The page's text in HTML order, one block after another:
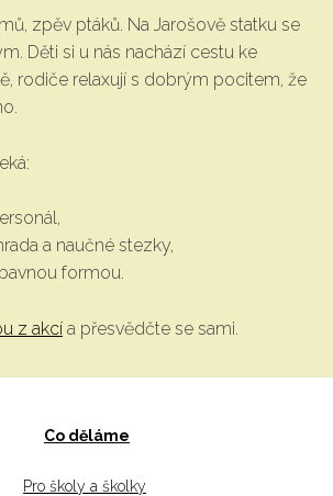
zpěv ptáků. Na Jarošově statku se
Děti si u nás nachází cestu ke
rodiče relaxují s dobrým pocitem, že
a naučné stezky,
formou.
z akcí a přesvědčte se sami.
Co děláme
Pro školy a školky